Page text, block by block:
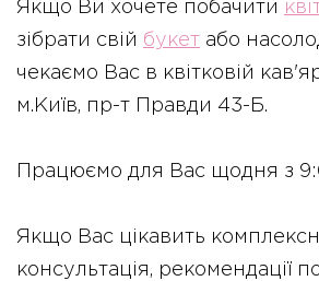
Якщо Ви хочете побачити
зібрати свій букет або
чекаємо Вас в квітковій
м.Київ, пр-т Правди 43-Б.
Працюємо для Вас щодня з
Якщо Вас цікавить
консультація, рекомендації по